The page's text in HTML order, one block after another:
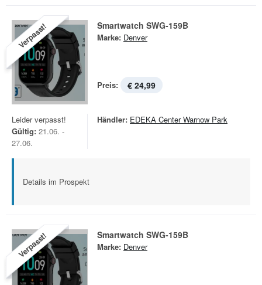
Verpasst! Smartwatch SWG-159B
Marke: Denver
Preis: € 24,99
Leider verpasst!
Gültig: 21.06. -
27.06.
Händler: EDEKA Center Warnow Park
Details im Prospekt
Verpasst! Smartwatch SWG-159B
Marke: Denver